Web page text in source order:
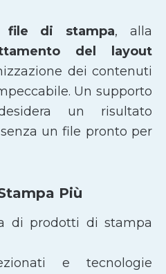
file di stampa, alla
del layout
dei contenuti
Un supporto
un risultato
un file pronto per
Più
di prodotti di stampa
e tecnologie